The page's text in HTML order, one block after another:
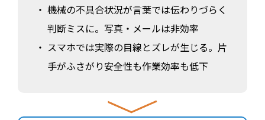
機械の不具合状況が言葉では伝わりづらく
判断ミスに。写真・メールは非効率
スマホでは実際の目線とズレが生じる。片
手がふさがり安全性も作業効率も低下